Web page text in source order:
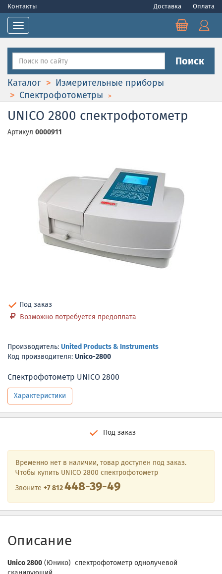
Контакты Доставка Оплата
Toggle navigation
Поиск
Каталог
Измерительные приборы
Спектрофотометры
UNICO 2800 спектрофотометр
Артикул 0000911
Под заказ
Возможно потребуется предоплата
Производитель: United Products & Instruments
Код производителя: Unico-2800
Спектрофотометр UNICO 2800
Характеристики
Под заказ
Временно нет в наличии, товар доступен под заказ.
Чтобы купить UNICO 2800 спектрофотометр
Звоните +7 812448-39-49
Описание
Unico 2800 (Юнико) спектрофотометр однолучевой